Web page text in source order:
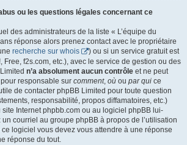
ou les questions légales concernant ce
des administrateurs de la liste « L’équipe du
réponse alors prenez contact avec le propriétaire
recherche sur whois
) ou si un service gratuit est
Free, f2s.com, etc.), avec le service de gestion ou des
n’a absolument aucun contrôle et ne peut
responsable sur comment, où ou par qui ce
de contacter phpBB Limited pour toute question
responsabilité, propos diffamatoires, etc.)
site Internet phpbb.com ou au logiciel phpBB lui-
courriel au groupe phpBB à propos de l’utilisation
ce logiciel vous devez vous attendre à une réponse
réponse du tout.